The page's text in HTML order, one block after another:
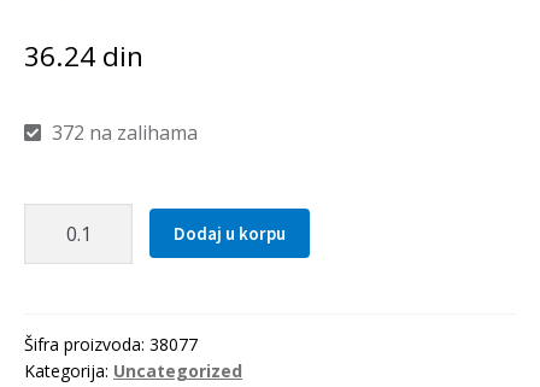
36.24 din
372 na zalihama
Optibelt
količina
Dodaj u korpu
Šifra proizvoda: 38077
Kategorija: Uncategorized